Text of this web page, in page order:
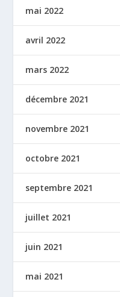
mai 2022
avril 2022
mars 2022
décembre 2021
novembre 2021
octobre 2021
septembre 2021
juillet 2021
juin 2021
mai 2021